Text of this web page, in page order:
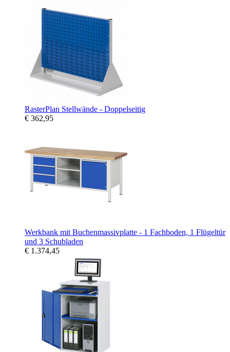
RasterPlan Stellwände - Doppelseitig
€ 362,95
Werkbank mit Buchenmassivplatte - 1 Fachboden, 1 Flügeltür
und 3 Schubladen
€ 1.374,45